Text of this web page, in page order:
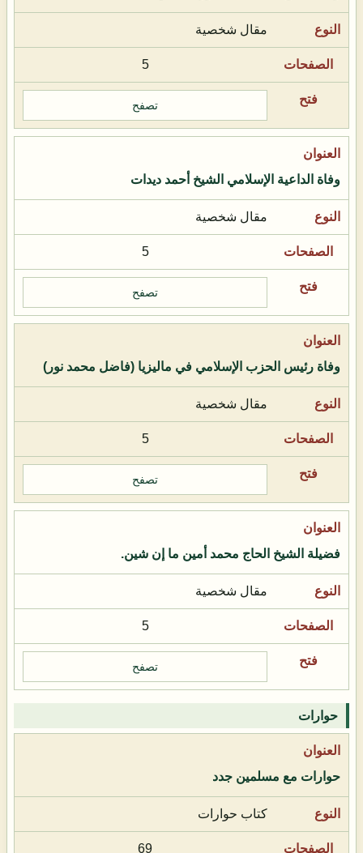
مقال شخصية
5
تصفح
وفاة الداعية الإسلامي الشيخ أحمد ديدات
مقال شخصية
5
تصفح
وفاة رئيس الحزب الإسلامي في ماليزيا (فاضل محمد نور)
مقال شخصية
5
تصفح
فضيلة الشيخ الحاج محمد أمين ما إن شين.
مقال شخصية
5
تصفح
حوارات
حوارات مع مسلمين جدد
كتاب حوارات
69